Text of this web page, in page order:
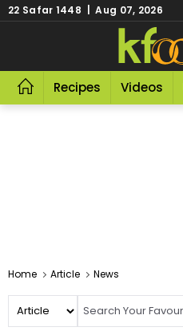
22 Safar 1448 | Aug 07, 2026
Recipes Videos
Home Article News